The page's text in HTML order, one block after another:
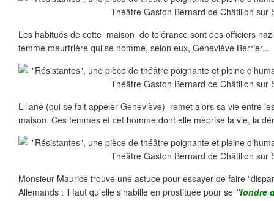
Les habitués de cette maison de tolérance sont des officiers
femme meurtrière qui se nomme, selon eux, Geneviève Berrier...
Liliane (qui se fait appeler Geneviève) remet alors sa vie entre
maison. Ces femmes et cet homme dont elle méprise la vie, la
Monsieur Maurice trouve une astuce pour essayer de faire
Allemands : il faut qu'elle s'habille en prostituée pour se "fondre